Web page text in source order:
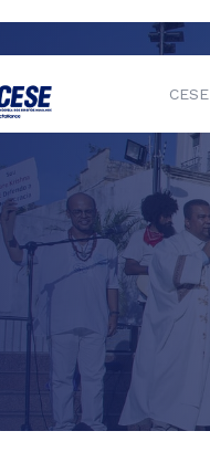
CESE